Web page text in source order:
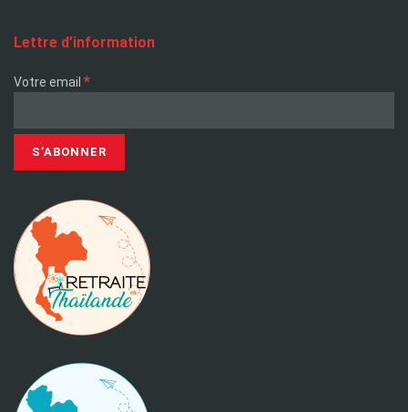
Lettre d’information
Votre email *